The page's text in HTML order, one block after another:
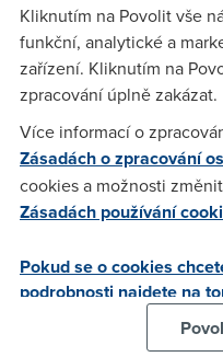
souborů přes FTP server,
Překvapující byla rychlost
download) kolem 4KB/s
žádné rychlostní omezení
50KB/s. Když jsem pak
WebZdarma a on ho
normální. Nenapadá
jakékoli vysvetlení, až na
(25.8.2004
Hm nikoho nic nenapadlo
Kliknutím na Povolit vše
funkční, analytické a
zařízení. Kliknutím na
zpracování úplně zakázat.
Více informací o
Zásadách o zpracování
cookies a možnosti
Zásadách používání
Pokud se o cookies
podrobnosti najdete na